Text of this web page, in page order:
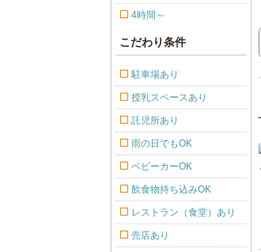
4時間～
こだわり条件
駐車場あり
授乳スペースあり
託児所あり
雨の日でもOK
ベビーカーOK
飲食物持ち込みOK
レストラン（食堂）あり
売店あり